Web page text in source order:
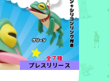
プレスリリース